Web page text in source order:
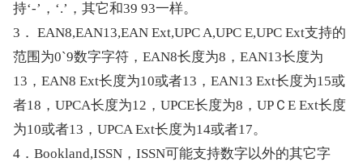
持‘-’，‘.’，其它和39 93一样。
3． EAN8,EAN13,EAN Ext,UPC A,UPC E,UPC Ext支持的
范围为0`9数字字符，EAN8长度为8，EAN13长度为
13，EAN8 Ext长度为10或者13，EAN13 Ext长度为15或
者18，UPCA长度为12，UPCE长度为8，UPＣE Ext长度
为10或者13，UPCA Ext长度为14或者17。
4．Bookland,ISSN，ISSN可能支持数字以外的其它字